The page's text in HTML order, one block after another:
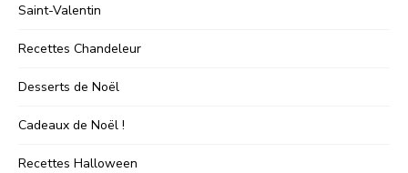
Saint-Valentin
Recettes Chandeleur
Desserts de Noël
Cadeaux de Noël !
Recettes Halloween